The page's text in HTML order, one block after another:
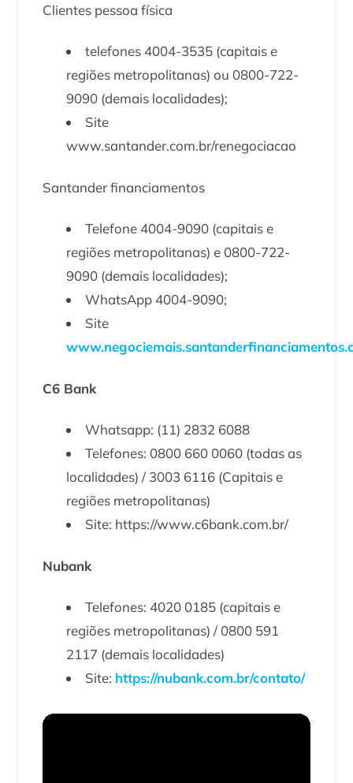
Clientes pessoa física
telefones 4004-3535 (capitais e
regiões metropolitanas) ou 0800-722-
9090 (demais localidades);
Site
www.santander.com.br/renegociacao
Santander financiamentos
Telefone 4004-9090 (capitais e
regiões metropolitanas) e 0800-722-
9090 (demais localidades);
WhatsApp 4004-9090;
Site
C6 Bank
Whatsapp: (11) 2832 6088
Telefones: 0800 660 0060 (todas as
localidades) / 3003 6116 (Capitais e
regiões metropolitanas)
Site: https://www.c6bank.com.br/
Nubank
Telefones: 4020 0185 (capitais e
regiões metropolitanas) / 0800 591
2117 (demais localidades)
Site: https://nubank.com.br/contato/